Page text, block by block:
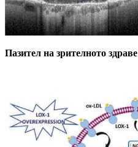
Пазител на зрителното здраве